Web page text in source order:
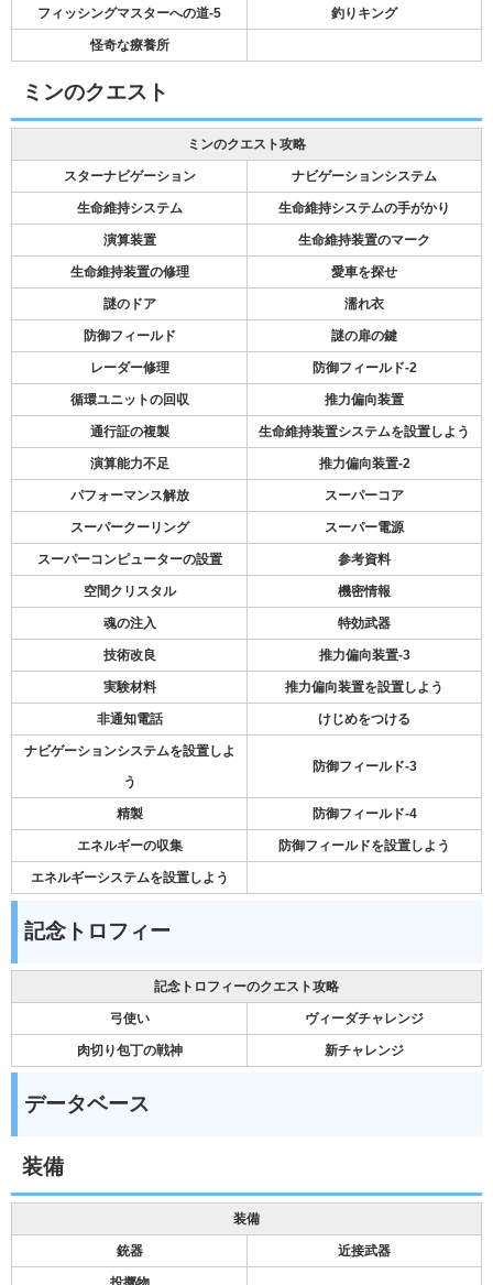
フィッシングマスターへの道-5 釣りキング
怪奇な療養所
ミンのクエスト
ミンのクエスト攻略
スターナビゲーション ナビゲーションシステム
生命維持システム 生命維持システムの手がかり
演算装置 生命維持装置のマーク
生命維持装置の修理 愛車を探せ
謎のドア 濡れ衣
防御フィールド 謎の扉の鍵
レーダー修理 防御フィールド-2
循環ユニットの回収 推力偏向装置
通行証の複製 生命維持装置システムを設置しよう
演算能力不足 推力偏向装置-2
パフォーマンス解放 スーパーコア
スーパークーリング スーパー電源
スーパーコンピューターの設置 参考資料
空間クリスタル 機密情報
魂の注入 特効武器
技術改良 推力偏向装置-3
実験材料 推力偏向装置を設置しよう
非通知電話 けじめをつける
ナビゲーションシステムを設置しよ
う
防御フィールド-3
精製 防御フィールド-4
エネルギーの収集 防御フィールドを設置しよう
エネルギーシステムを設置しよう
記念トロフィー
記念トロフィーのクエスト攻略
弓使い ヴィーダチャレンジ
肉切り包丁の戦神 新チャレンジ
データベース
装備
装備
銃器 近接武器